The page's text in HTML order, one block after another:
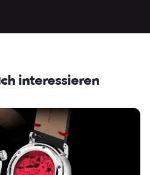
interessieren